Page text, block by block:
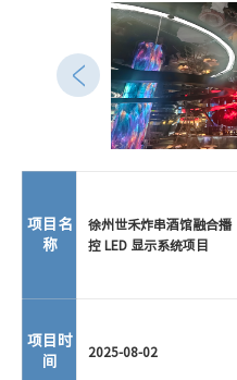
项目名
称
徐州世禾炸串酒馆融合播
控 LED 显示系统项目
项目时
间
2025-08-02